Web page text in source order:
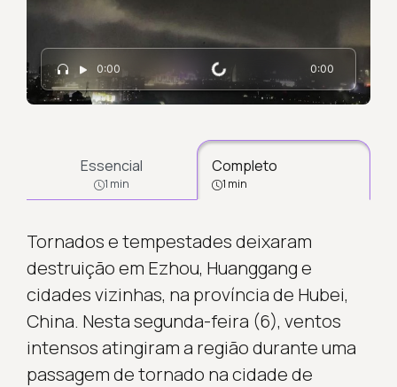
0:00 Carregando... 0:00
Essencial
1 min
Completo
1 min
Tornados e tempestades deixaram
destruição em Ezhou, Huanggang e
cidades vizinhas, na província de Hubei,
China. Nesta segunda-feira (6), ventos
intensos atingiram a região durante uma
passagem de tornado na cidade de